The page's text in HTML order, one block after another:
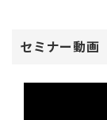
セミナー動画